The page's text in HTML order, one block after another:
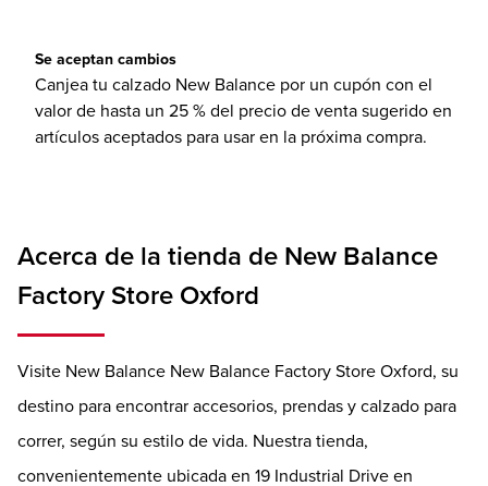
Se aceptan cambios
Canjea tu calzado New Balance por un cupón con el
valor de hasta un 25 % del precio de venta sugerido en
artículos aceptados para usar en la próxima compra.
Acerca de la tienda de New Balance
Factory Store Oxford
Visite New Balance New Balance Factory Store Oxford, su
destino para encontrar accesorios, prendas y calzado para
correr, según su estilo de vida. Nuestra tienda,
convenientemente ubicada en 19 Industrial Drive en